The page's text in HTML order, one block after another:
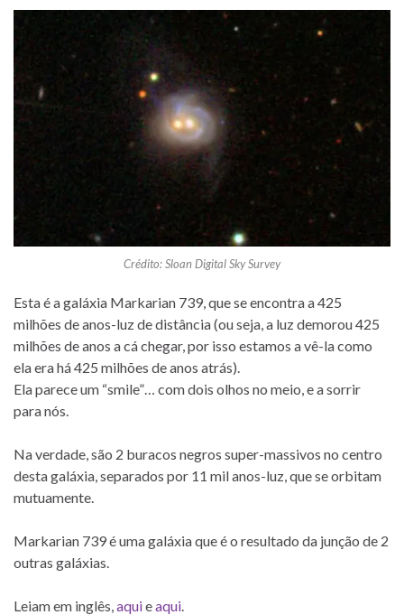
Crédito: Sloan Digital Sky Survey
Esta é a galáxia Markarian 739, que se encontra a 425
milhões de anos-luz de distância (ou seja, a luz demorou 425
milhões de anos a cá chegar, por isso estamos a vê-la como
ela era há 425 milhões de anos atrás).
Ela parece um “smile”… com dois olhos no meio, e a sorrir
para nós.
Na verdade, são 2 buracos negros super-massivos no centro
desta galáxia, separados por 11 mil anos-luz, que se orbitam
mutuamente.
Markarian 739 é uma galáxia que é o resultado da junção de 2
outras galáxias.
Leiam em inglês, aquieaqui